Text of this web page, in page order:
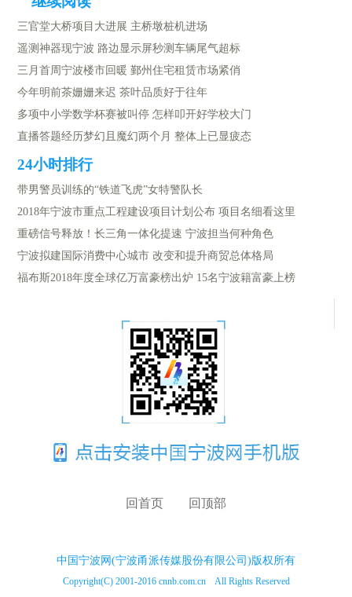
三官堂大桥项目大进展 主桥墩桩机进场
遥测神器现宁波 路边显示屏秒测车辆尾气超标
三月首周宁波楼市回暖 鄞州住宅租赁市场紧俏
今年明前茶姗姗来迟 茶叶品质好于往年
多项中小学数学杯赛被叫停 怎样叩开好学校大门
直播答题经历梦幻且魔幻两个月 整体上已显疲态
带男警员训练的“铁道飞虎”女特警队长
2018年宁波市重点工程建设项目计划公布 项目名细看这里
重磅信号释放！长三角一体化提速 宁波担当何种角色
宁波拟建国际消费中心城市 改变和提升商贸总体格局
福布斯2018年度全球亿万富豪榜出炉 15名宁波籍富豪上榜
回首页 回顶部
中国宁波网(宁波甬派传媒股份有限公司)版权所有
Copyright(C) 2001-2016 cnnb.com.cn All Rights Reserved